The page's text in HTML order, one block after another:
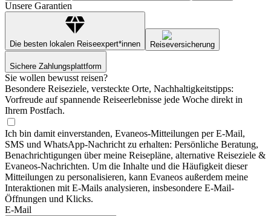
Unsere Garantien
Die besten lokalen Reiseexpert*innen Reiseversicherung
Sichere Zahlungsplattform
Sie wollen bewusst reisen?
Besondere Reiseziele, versteckte Orte, Nachhaltigkeitstipps:
Vorfreude auf spannende Reiseerlebnisse jede Woche direkt in
Ihrem Postfach.
Ich bin damit einverstanden, Evaneos-Mitteilungen per E-Mail,
SMS und WhatsApp-Nachricht zu erhalten: Persönliche Beratung,
Benachrichtigungen über meine Reisepläne, alternative Reiseziele &
Evaneos-Nachrichten. Um die Inhalte und die Häufigkeit dieser
Mitteilungen zu personalisieren, kann Evaneos außerdem meine
Interaktionen mit E-Mails analysieren, insbesondere E-Mail-
Öffnungen und Klicks.
E-Mail